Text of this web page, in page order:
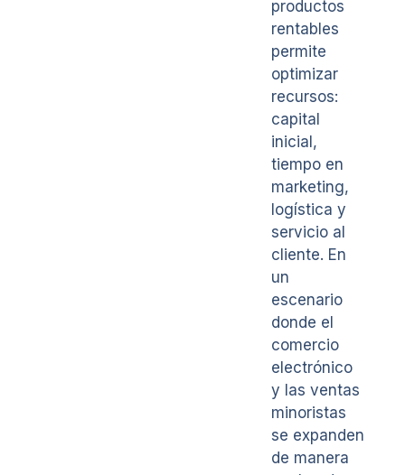
productos
rentables
permite
optimizar
recursos:
capital
inicial,
tiempo en
marketing,
logística y
servicio al
cliente. En
un
escenario
donde el
comercio
electrónico
y las ventas
minoristas
se expanden
de manera